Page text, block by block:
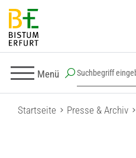
Menü
Startseite Presse & Archiv